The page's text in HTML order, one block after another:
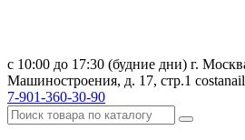
с 10:00 до 17:30 (будние дни) г.
Машиностроения, д. 17, стр.1
7-901-360-30-90